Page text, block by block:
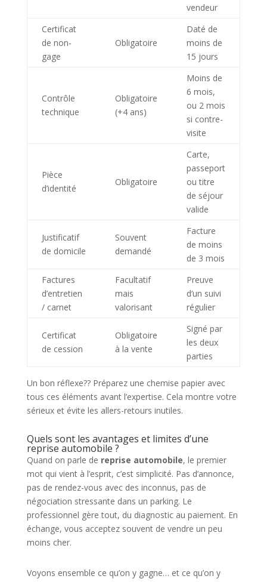
vendeur
Certificat
de non-
gage
Obligatoire
Daté de
moins de
15 jours
Contrôle
technique
Obligatoire
(+4 ans)
Moins de
6 mois,
ou 2 mois
si contre-
visite
Pièce
d’identité
Obligatoire
Carte,
passeport
ou titre
de séjour
valide
Justificatif
de domicile
Souvent
demandé
Facture
de moins
de 3 mois
Factures
d’entretien
/ carnet
Facultatif
mais
valorisant
Preuve
d’un suivi
régulier
Certificat
de cession
Obligatoire
à la vente
Signé par
les deux
parties
Un bon réflexe?? Préparez une chemise papier avec
tous ces éléments avant l’expertise. Cela montre votre
sérieux et évite les allers-retours inutiles.
Quels sont les avantages et limites d’une
reprise automobile ?
Quand on parle de reprise automobile, le premier
mot qui vient à l’esprit, c’est simplicité. Pas d’annonce,
pas de rendez-vous avec des inconnus, pas de
négociation stressante dans un parking. Le
professionnel gère tout, du diagnostic au paiement. En
échange, vous acceptez souvent de vendre un peu
moins cher.
Voyons ensemble ce qu’on y gagne… et ce qu’on y